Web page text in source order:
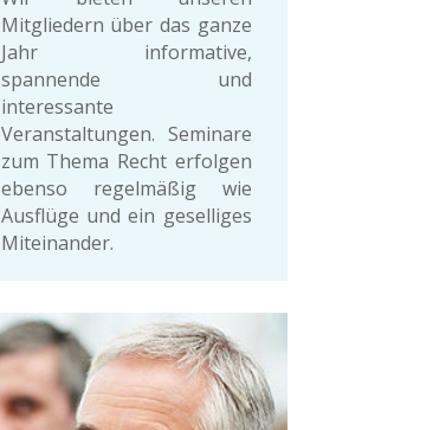
Mitgliedern über das ganze
Jahr informative,
spannende und
interessante
Veranstaltungen. Seminare
zum Thema Recht erfolgen
ebenso regelmäßig wie
Ausflüge und ein geselliges
Miteinander.